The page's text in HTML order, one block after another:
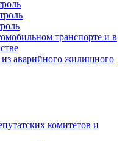
транспорте и в
аварийного жилищного
комитетов и